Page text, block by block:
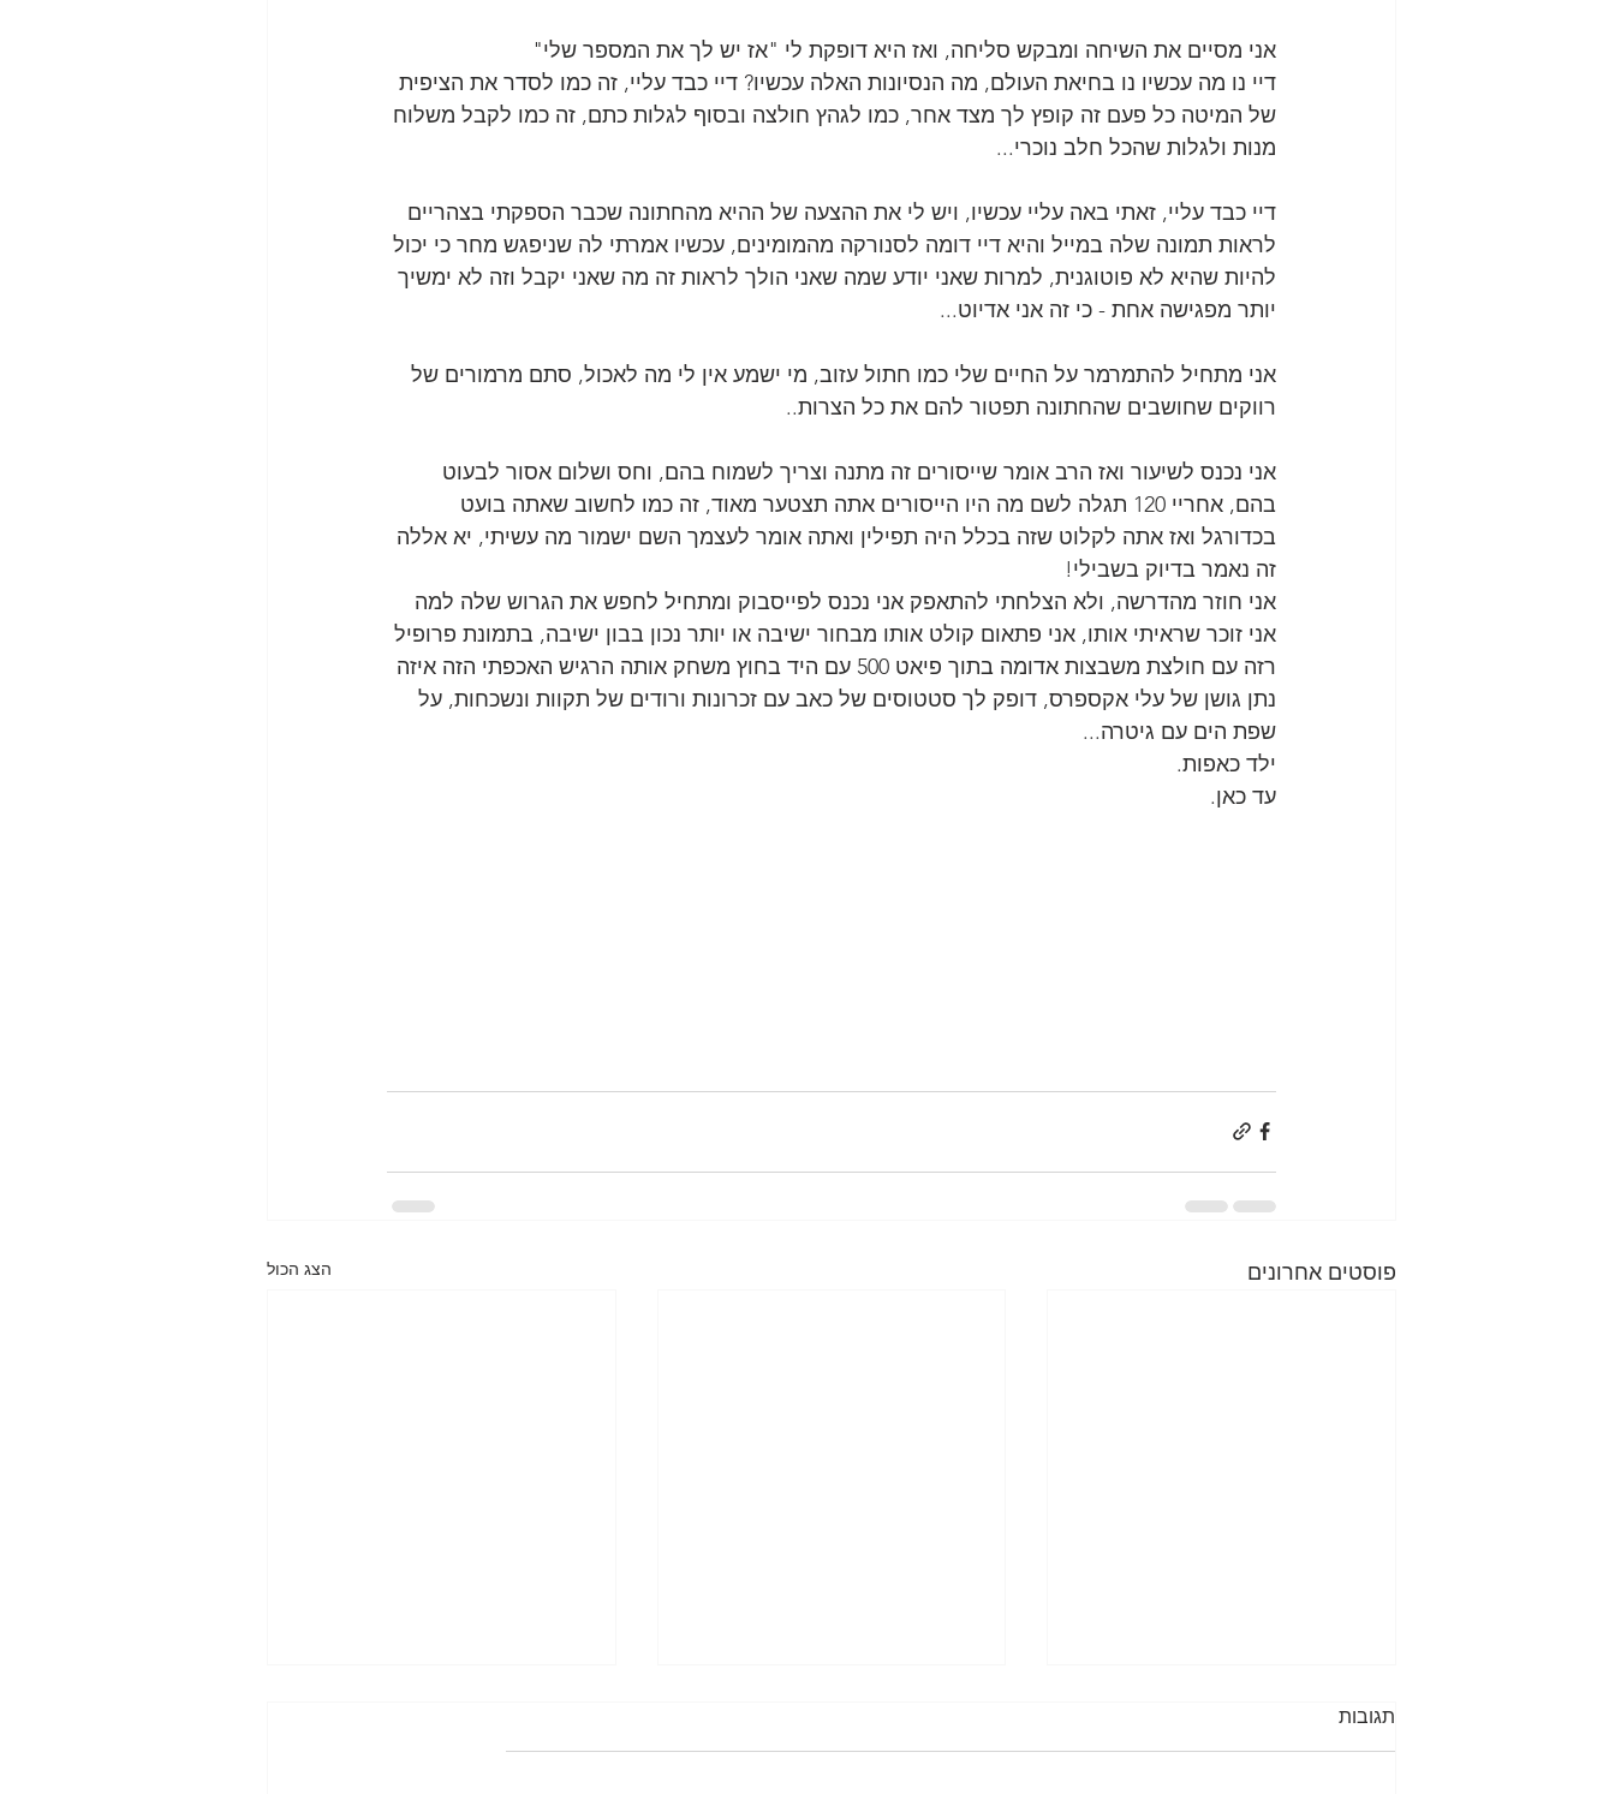
אני מסיים את השיחה ומבקש סליחה, ואז היא דופקת לי "אז יש לך את המספר שלי"
דיי נו מה עכשיו נו בחיאת העולם, מה הנסיונות האלה עכשיו? דיי כבד עליי, זה כמו לסדר את הציפית
של המיטה כל פעם זה קופץ לך מצד אחר, כמו לגהץ חולצה ובסוף לגלות כתם, זה כמו לקבל משלוח
מנות ולגלות שהכל חלב נוכרי...
דיי כבד עליי, זאתי באה עליי עכשיו, ויש לי את ההצעה של ההיא מהחתונה שכבר הספקתי בצהריים
לראות תמונה שלה במייל והיא דיי דומה לסנורקה מהמומינים, עכשיו אמרתי לה שניפגש מחר כי יכול
להיות שהיא לא פוטוגנית, למרות שאני יודע שמה שאני הולך לראות זה מה שאני יקבל וזה לא ימשיך
יותר מפגישה אחת - כי זה אני אדיוט...
אני מתחיל להתמרמר על החיים שלי כמו חתול עזוב, מי ישמע אין לי מה לאכול, סתם מרמורים של
רווקים שחושבים שהחתונה תפטור להם את כל הצרות..
אני נכנס לשיעור ואז הרב אומר שייסורים זה מתנה וצריך לשמוח בהם, וחס ושלום אסור לבעוט
בהם, אחריי 120 תגלה לשם מה היו הייסורים אתה תצטער מאוד, זה כמו לחשוב שאתה בועט
בכדורגל ואז אתה לקלוט שזה בכלל היה תפילין ואתה אומר לעצמך השם ישמור מה עשיתי, יא אללה
זה נאמר בדיוק בשבילי!
אני חוזר מהדרשה, ולא הצלחתי להתאפק אני נכנס לפייסבוק ומתחיל לחפש את הגרוש שלה למה
אני זוכר שראיתי אותו, אני פתאום קולט אותו מבחור ישיבה או יותר נכון בבון ישיבה, בתמונת פרופיל
רזה עם חולצת משבצות אדומה בתוך פיאט 500 עם היד בחוץ משחק אותה הרגיש האכפתי הזה איזה
נתן גושן של עלי אקספרס, דופק לך סטטוסים של כאב עם זכרונות ורודים של תקוות ונשכחות, על
שפת הים עם גיטרה...
ילד כאפות.
עד כאן.
פוסטים אחרונים הצג הכול
תגובות